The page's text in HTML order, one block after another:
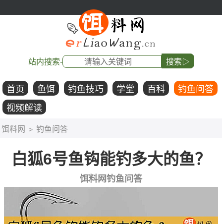
站内搜索- 搜索▷
首页 鱼饵 钓鱼技巧 学堂 百科
钓鱼问答
视频解读
饵料网 > 钓鱼问答
白狐6号鱼钩能钓多大的鱼？
饵料网钓鱼问答